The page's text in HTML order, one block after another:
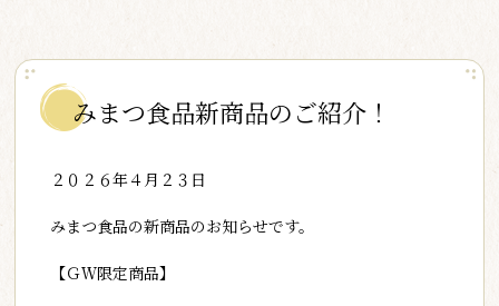
みまつ食品新商品のご紹介！
２０２６年４月２３日
みまつ食品の新商品のお知らせです。
【ＧＷ限定商品】